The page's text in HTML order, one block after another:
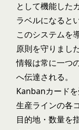
として機能した
ラベルになると
このシステムを
原則を守りまし
情報は常に一つ
へ伝達される。
Kanbanカードを
生産ラインの各
目的地・数量を